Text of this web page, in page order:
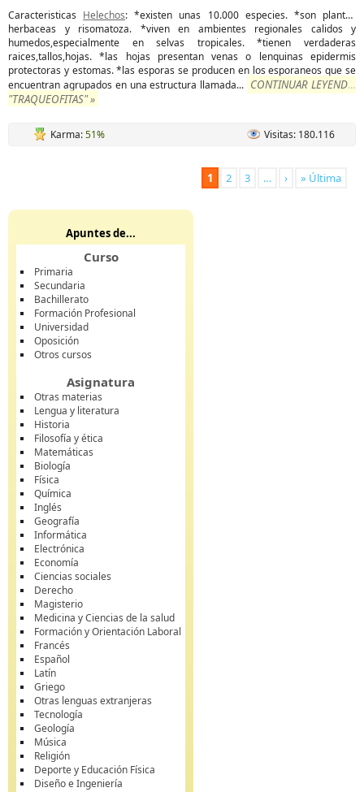
Caracteristicas Helechos: *existen unas 10.000 especies. *son plantas
herbaceas y risomatoza. *viven en ambientes regionales calidos y
humedos,especialmente en selvas tropicales. *tienen verdaderas
raices,tallos,hojas. *las hojas presentan venas o lenquinas epidermis
protectoras y estomas. *las esporas se producen en los esporaneos que se
encuentran agrupados en una estructura llamada... CONTINUAR LEYENDO
"TRAQUEOFITAS" »
Karma:51% Visitas: 180.116
1 2 3 … › » Última
Apuntes de...
Curso
Primaria
Secundaria
Bachillerato
Formación Profesional
Universidad
Oposición
Otros cursos
Asignatura
Otras materias
Lengua y literatura
Historia
Filosofía y ética
Matemáticas
Biología
Física
Química
Inglés
Geografía
Informática
Electrónica
Economía
Ciencias sociales
Derecho
Magisterio
Medicina y Ciencias de la salud
Formación y Orientación Laboral
Francés
Español
Latín
Griego
Otras lenguas extranjeras
Tecnología
Geología
Música
Religión
Deporte y Educación Física
Diseño e Ingeniería